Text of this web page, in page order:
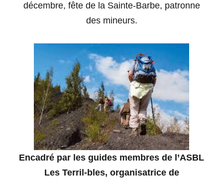
décembre, fête de la Sainte-Barbe, patronne
des mineurs.
Encadré par les guides membres de l’ASBL
Les Terril-bles, organisatrice de